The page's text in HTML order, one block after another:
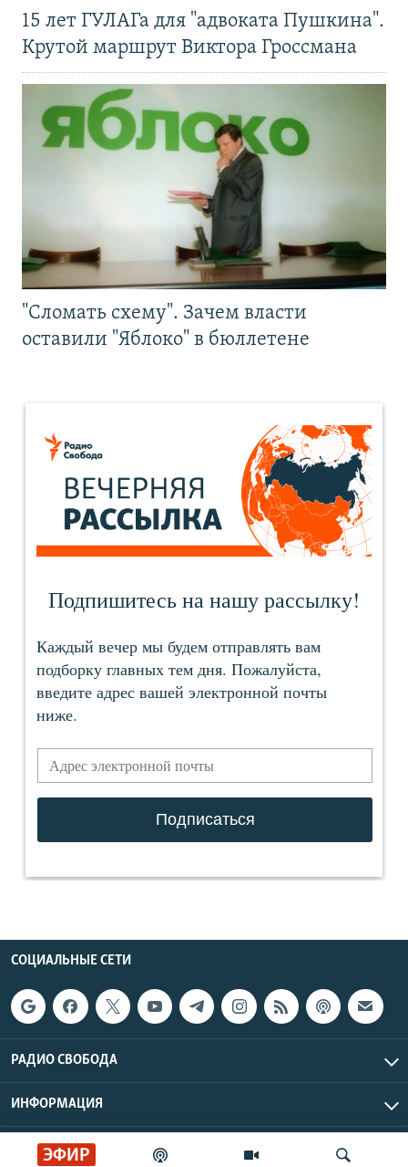
ЭФИР
15 лет ГУЛАГа для "адвоката Пушкина".
Крутой маршрут Виктора Гроссмана
"Сломать схему". Зачем власти
оставили "Яблоко" в бюллетене
СОЦИАЛЬНЫЕ СЕТИ
РАДИО СВОБОДА
ИНФОРМАЦИЯ
Радио Свобода © 2026 RFE/RL, Inc. | Все права защищены.